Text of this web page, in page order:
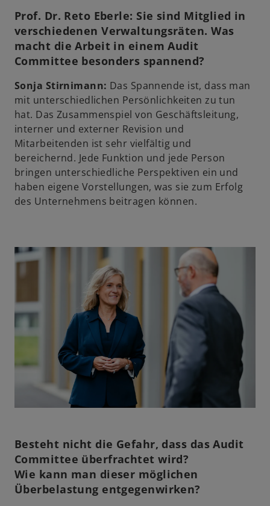
n
e
i
n
r
n
e
u
e
n
R
e
g
t
f
e
t
Prof. Dr. Reto Eberle: Sie sind Mitglied in
verschiedenen Verwaltungsräten. Was
macht die Arbeit in einem Audit
Committee besonders spannend?
Sonja Stirnimann: Das Spannende ist, dass man
mit unterschiedlichen Persönlichkeiten zu tun
hat. Das Zusammenspiel von Geschäftsleitung,
interner und externer Revision und
Mitarbeitenden ist sehr vielfältig und
bereichernd. Jede Funktion und jede Person
bringen unterschiedliche Perspektiven ein und
haben eigene Vorstellungen, was sie zum Erfolg
des Unternehmens beitragen können.
Besteht nicht die Gefahr, dass das Audit
Committee überfrachtet wird?
Wie kann man dieser möglichen
Überbelastung entgegenwirken?